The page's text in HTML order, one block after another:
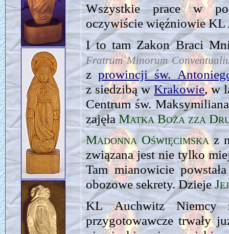
Wszystkie prace w
oczywiście więźniowie
I to tam Zakon Braci
Fratrum Minorum
zprowincji św.
z siedzibą wKrakowie, w
Centrum św.
zajęłaMatka Boża zza
Madonna Oświęcimskaz
związana jest nie tylko
Tam mianowicie
obozowe sekrety. DziejeJej
KL Auchwitz Niemcy
przygotowawcze trwały